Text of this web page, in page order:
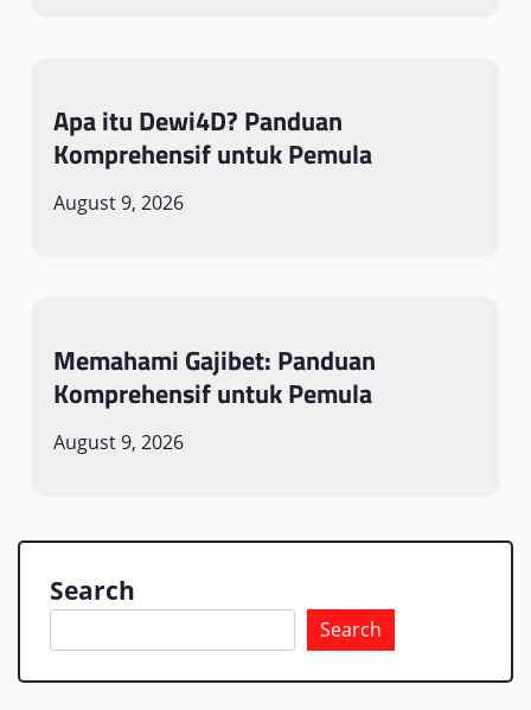
Apa itu Dewi4D? Panduan
Komprehensif untuk Pemula
August 9, 2026
Memahami Gajibet: Panduan
Komprehensif untuk Pemula
August 9, 2026
Search
Search